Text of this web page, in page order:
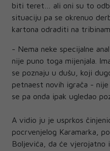
biti teret… ali oni su to
situaciju pa se okrenuo
kartona odraditi na
- Nema neke specijalne
nije puno toga mijenjala.
se poznaju u dušu, koji
petnaest novih igrača -
se pa onda ipak ugledao
A vidio ju je usprkos
pocrvenjelog Karamarka,
Boljevića, da će